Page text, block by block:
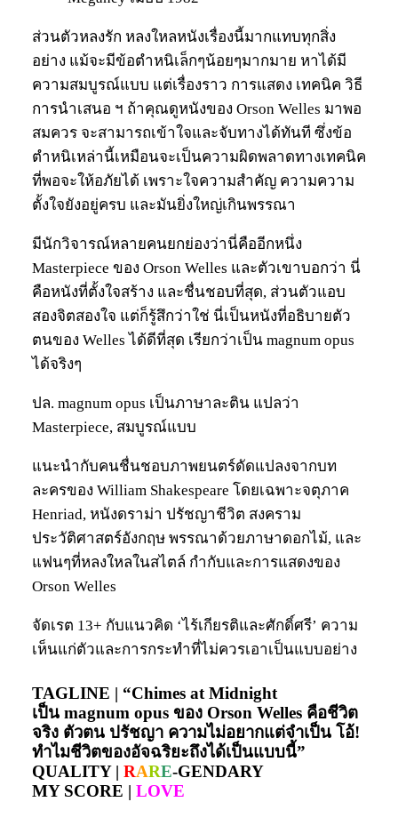
ส่วนตัวหลงรัก หลงใหลหนังเรื่องนี้มากแทบทุกสิ่ง
อย่าง แม้จะมีข้อตำหนิเล็กๆน้อยๆมากมาย หาได้มี
ความสมบูรณ์แบบ แต่เรื่องราว การแสดง เทคนิค วิธี
การนำเสนอ ฯ ถ้าคุณดูหนังของ Orson Welles มาพอ
สมควร จะสามารถเข้าใจและจับทางได้ทันที ซึ่งข้อ
ตำหนิเหล่านี้เหมือนจะเป็นความผิดพลาดทางเทคนิค
ที่พอจะให้อภัยได้ เพราะใจความสำคัญ ความความ
ตั้งใจยังอยู่ครบ และมันยิ่งใหญ่เกินพรรณา
มีนักวิจารณ์หลายคนยกย่องว่านี่คืออีกหนึ่ง
Masterpiece ของ Orson Welles และตัวเขาบอกว่า นี่
คือหนังที่ตั้งใจสร้าง และชื่นชอบที่สุด, ส่วนตัวแอบ
สองจิตสองใจ แต่ก็รู้สึกว่าใช่ นี่เป็นหนังที่อธิบายตัว
ตนของ Welles ได้ดีที่สุด เรียกว่าเป็น magnum opus
ได้จริงๆ
ปล. magnum opus เป็นภาษาละติน แปลว่า
Masterpiece, สมบูรณ์แบบ
แนะนำกับคนชื่นชอบภาพยนตร์ดัดแปลงจากบท
ละครของ William Shakespeare โดยเฉพาะจตุภาค
Henriad, หนังดราม่า ปรัชญาชีวิต สงคราม
ประวัติศาสตร์อังกฤษ พรรณาด้วยภาษาดอกไม้, และ
แฟนๆที่หลงใหลในสไตล์ กำกับและการแสดงของ
Orson Welles
จัดเรต 13+ กับแนวคิด ‘ไร้เกียรติและศักดิ์ศรี’ ความ
เห็นแก่ตัวและการกระทำที่ไม่ควรเอาเป็นแบบอย่าง
TAGLINE | “Chimes at Midnight
เป็น magnum opus ของ Orson Welles คือชีวิต
จริง ตัวตน ปรัชญา ความไม่อยากแต่จำเป็น โอ้!
ทำไมชีวิตของอัจฉริยะถึงได้เป็นแบบนี้”
QUALITY | RARE-GENDARY
MY SCORE | LOVE